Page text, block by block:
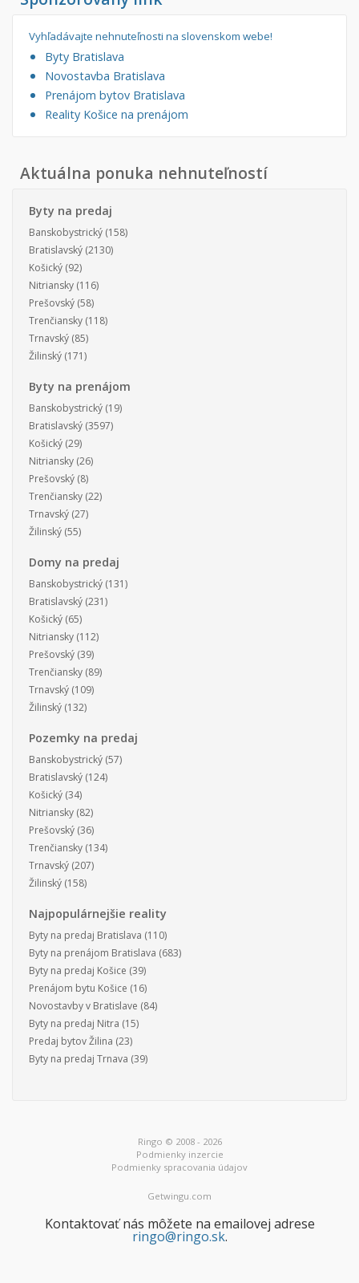
Vyhľadávajte nehnuteľnosti na slovenskom webe!
Byty Bratislava
Novostavba Bratislava
Prenájom bytov Bratislava
Reality Košice na prenájom
Aktuálna ponuka nehnuteľností
Byty na predaj
Banskobystrický (158)
Bratislavský (2130)
Košický (92)
Nitriansky (116)
Prešovský (58)
Trenčiansky (118)
Trnavský (85)
Žilinský (171)
Byty na prenájom
Banskobystrický (19)
Bratislavský (3597)
Košický (29)
Nitriansky (26)
Prešovský (8)
Trenčiansky (22)
Trnavský (27)
Žilinský (55)
Domy na predaj
Banskobystrický (131)
Bratislavský (231)
Košický (65)
Nitriansky (112)
Prešovský (39)
Trenčiansky (89)
Trnavský (109)
Žilinský (132)
Pozemky na predaj
Banskobystrický (57)
Bratislavský (124)
Košický (34)
Nitriansky (82)
Prešovský (36)
Trenčiansky (134)
Trnavský (207)
Žilinský (158)
Najpopulárnejšie reality
Byty na predaj Bratislava (110)
Byty na prenájom Bratislava (683)
Byty na predaj Košice (39)
Prenájom bytu Košice (16)
Novostavby v Bratislave (84)
Byty na predaj Nitra (15)
Predaj bytov Žilina (23)
Byty na predaj Trnava (39)
Ringo © 2008 - 2026
Podmienky inzercie
Podmienky spracovania údajov
Getwingu.com
Kontaktovať nás môžete na emailovej adrese
ringo@ringo.sk.